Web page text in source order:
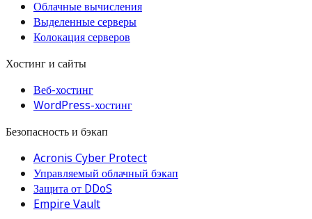
Облачные вычисления
Выделенные серверы
Колокация серверов
Хостинг и сайты
Веб-хостинг
WordPress-хостинг
Безопасность и бэкап
Acronis Cyber Protect
Управляемый облачный бэкап
Защита от DDoS
Empire Vault